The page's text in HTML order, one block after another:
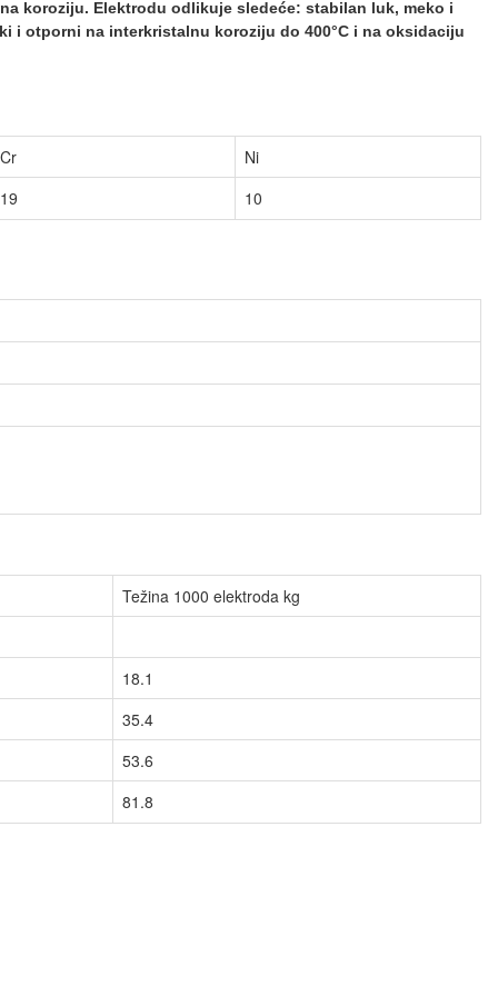
koroziju. Elektrodu odlikuje sledeće: stabilan luk, meko i
i otporni na interkristalnu koroziju do 400°C i na oksidaciju
Cr
Ni
19 10
Težina 1000 elektroda kg
18.1
35.4
53.6
81.8